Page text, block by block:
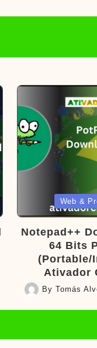
in
Web &
Notepad++
64 Bits
(Portable/
Ativador
Posted
by
By Tomás